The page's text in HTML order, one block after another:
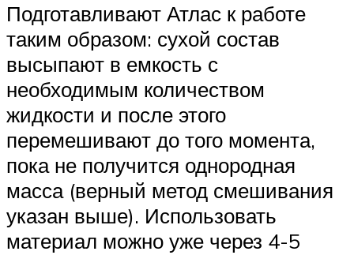
Подготавливают Атлас к работе
таким образом: сухой состав
высыпают в емкость с
необходимым количеством
жидкости и после этого
перемешивают до того момента,
пока не получится однородная
масса (верный метод смешивания
указан выше). Использовать
материал можно уже через 4-5